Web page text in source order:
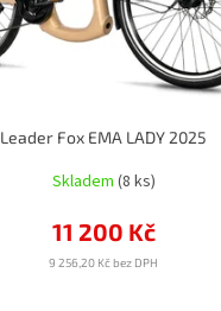
Leader Fox EMA LADY 2025
Skladem (8 ks)
9 256,20 Kč bez DPH
11 200 Kč